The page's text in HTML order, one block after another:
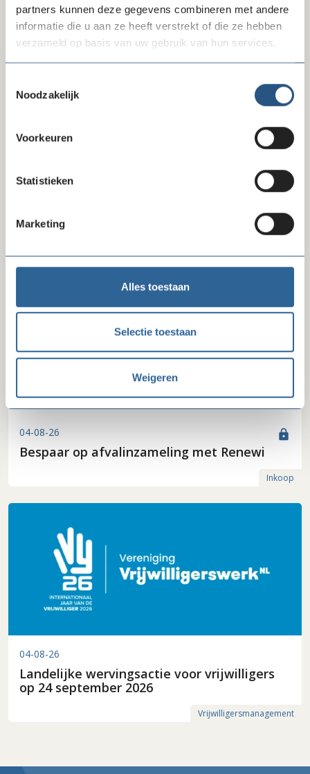
partners kunnen deze gegevens combineren met andere
informatie die u aan ze heeft verstrekt of die ze hebben
verzameld op basis van uw gebruik van hun services.
Noodzakelijk
Voorkeuren
Statistieken
Marketing
Alles toestaan
Selectie toestaan
Weigeren
Laatste ledenberichten
Uitbreiding zorgcollectief: nu 8
zorgverzekeraars
04-08-26 lock
Bespaar op afvalinzameling met Renewi
Inkoop
04-08-26
Landelijke wervingsactie voor vrijwilligers
op 24 september 2026
Vrijwilligersmanagement